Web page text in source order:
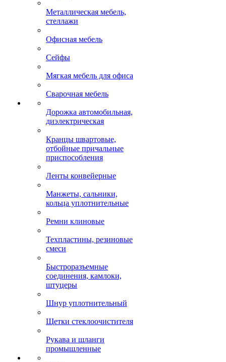
Металлическая мебель,
стеллажи
Офисная мебель
Сейфы
Мягкая мебель для офиса
Сварочная мебель
Дорожка автомобильная,
диэлектрическая
Кранцы швартовые,
отбойные причальные
приспособления
Ленты конвейерные
Манжеты, сальники,
кольца уплотнительные
Ремни клиновые
Техпластины, резиновые
смеси
Быстроразъемные
соединения, камлоки,
штуцеры
Шнур уплотнительный
Щетки стеклоочистителя
Рукава и шланги
промышленные